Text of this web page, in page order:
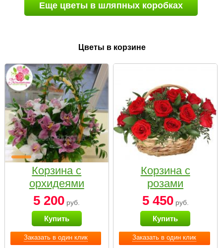
Еще цветы в шляпных коробках
Цветы в корзине
Заказать в один клик
Корзина с
орхидеями
малая
5 200 руб.
Купить
Заказать в один клик
Корзина с
розами
«Красный
Париж»
5 450руб.
Купить